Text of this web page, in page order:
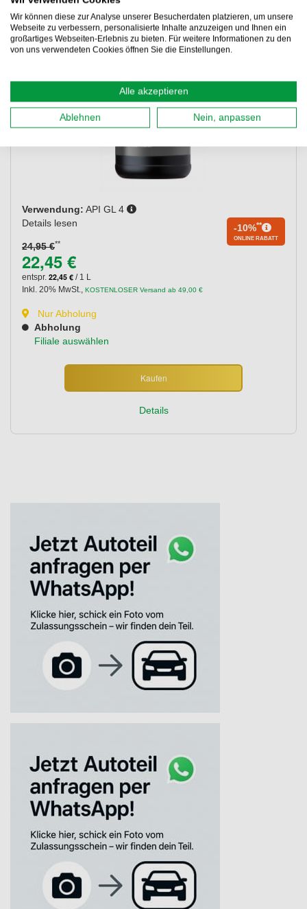
Verwendung: API GL 4
Details lesen
24,95 €**
-10%**
ONLINE RABATT
22,45 €
entspr. 22,45 € / 1 L
Inkl. 20% MwSt., KOSTENLOSER Versand ab 49,00 €
Nur Abholung
Abholung
Filiale auswählen
Kaufen
Details
Wir können diese zur Analyse unserer Besucherdaten platzieren, um unsere
Webseite zu verbessern, personalisierte Inhalte anzuzeigen und Ihnen ein
großartiges Webseiten-Erlebnis zu bieten. Für weitere Informationen zu den
von uns verwendeten Cookies öffnen Sie die Einstellungen.
Alle akzeptieren
Ablehnen Nein, anpassen